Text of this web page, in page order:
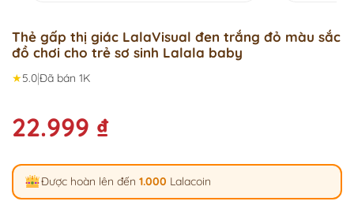
Thẻ gấp thị giác LalaVisual đen trắng đỏ màu sắc
đồ chơi cho trẻ sơ sinh Lalala baby
★5.0|Đã bán 1K
22.999 ₫
Được hoàn lên đến 1.000 Lalacoin